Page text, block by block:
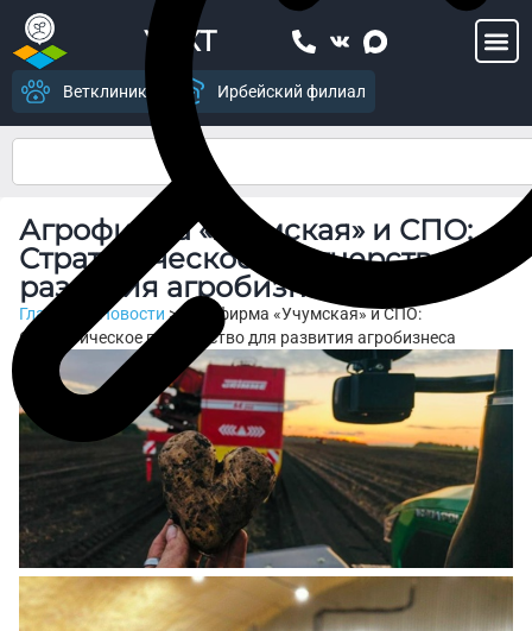
УСХТ
Ветклиника Ирбейский филиал
Агрофирма «Учумская» и СПО:
Стратегическое партнерство для
развития агробизнеса
Главная Новости > Агрофирма «Учумская» и СПО:
Стратегическое партнерство для развития агробизнеса